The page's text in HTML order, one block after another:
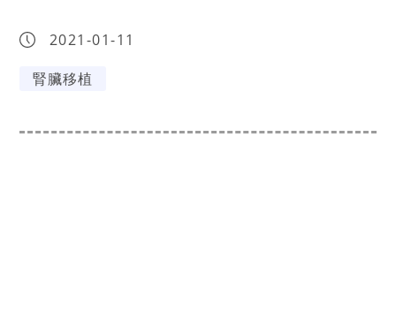
2021-01-11
腎臟移植